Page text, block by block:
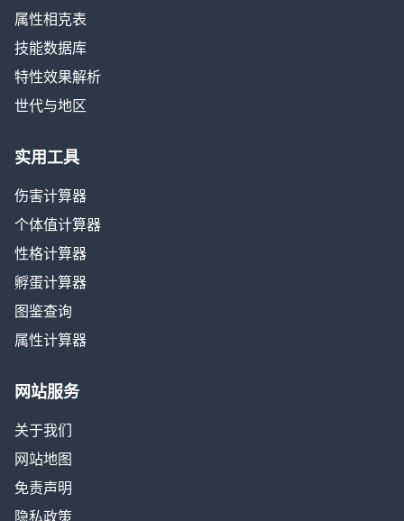
属性相克表
技能数据库
特性效果解析
世代与地区
实用工具
伤害计算器
个体值计算器
性格计算器
孵蛋计算器
图鉴查询
属性计算器
网站服务
关于我们
网站地图
免责声明
隐私政策